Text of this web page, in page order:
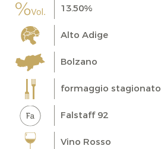
13.50%
Alto Adige
Bolzano
formaggio stagionato
Falstaff 92
Vino Rosso